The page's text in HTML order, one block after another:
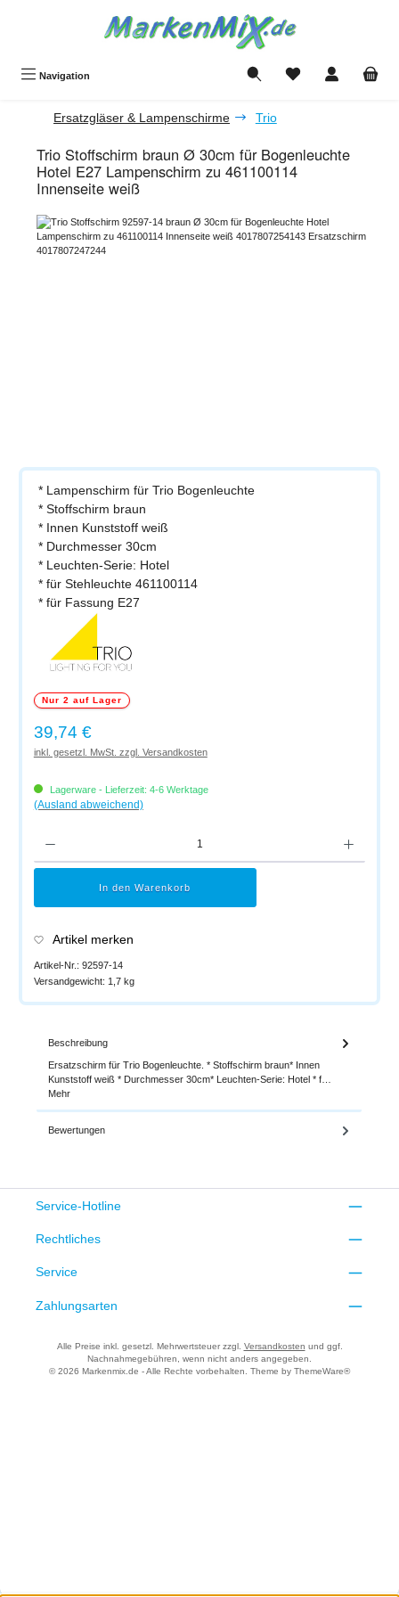
Navigation Du hast 0 Produkte
Ersatzgläser & Lampenschirme Trio
Trio Stoffschirm braun Ø 30cm für Bogenleuchte
Hotel E27 Lampenschirm zu 461100114
Innenseite weiß
Bildergalerie überspringen
* Lampenschirm für Trio Bogenleuchte
* Stoffschirm braun
* Innen Kunststoff weiß
* Durchmesser 30cm
* Leuchten-Serie: Hotel
* für Stehleuchte 461100114
* für Fassung E27
Nur 2 auf Lager
Regulärer Preis:
39,74 €
inkl. gesetzl. MwSt. zzgl. Versandkosten
Lagerware - Lieferzeit: 4-6 Werktage
(Ausland abweichend)
In den Warenkorb
Artikel merken
Artikel-Nr.: 92597-14
Versandgewicht: 1,7 kg
Beschreibung
Ersatzschirm für Trio Bogenleuchte. * Stoffschirm braun* Innen
Kunststoff weiß * Durchmesser 30cm* Leuchten-Serie: Hotel * f…
Mehr
Bewertungen
Service-Hotline
Rechtliches
Service
Zahlungsarten
Alle Preise inkl. gesetzl. Mehrwertsteuer zzgl. Versandkosten und ggf.
Nachnahmegebühren, wenn nicht anders angegeben.
© 2026 Markenmix.de - Alle Rechte vorbehalten. Theme by ThemeWare®